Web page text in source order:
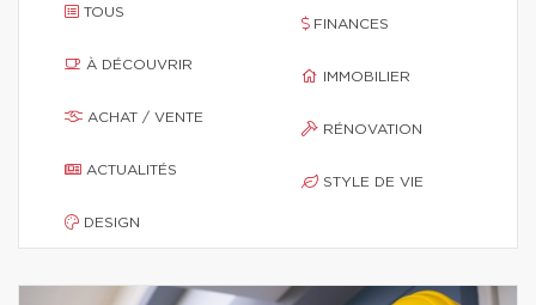
TOUS
À DÉCOUVRIR
ACHAT / VENTE
ACTUALITÉS
DESIGN
FINANCES
IMMOBILIER
RÉNOVATION
STYLE DE VIE